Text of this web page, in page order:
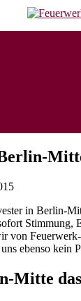
in Berlin-
Stimmung,
von
ebenso kein
Mitte